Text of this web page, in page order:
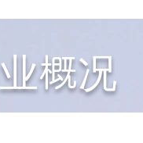
概况